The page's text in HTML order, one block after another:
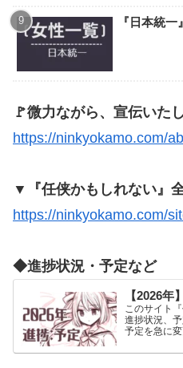
『日本統
🚩微力ながら、宣伝いた
https://ninkyokamo.com/
▼『任侠かもしれない』
https://ninkyokamo.com/
◆進捗状況・予定など
【2026年
このサイト
進捗状況、
予定を急に
2026年5月
スコットエ